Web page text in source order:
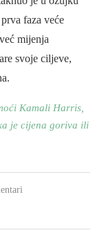
faza veće
mijenja
svoje ciljeve,
Kamali Harris,
je cijena goriva ili